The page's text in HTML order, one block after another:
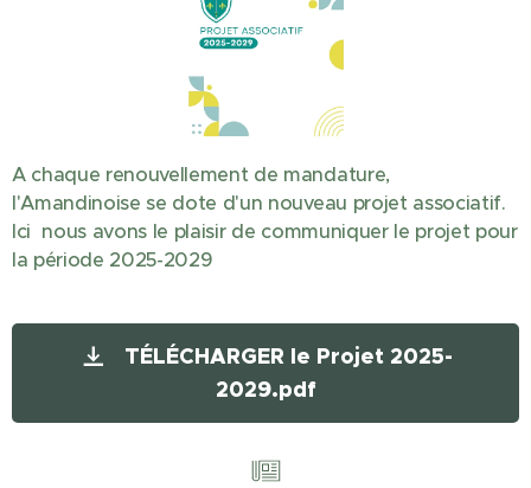
A chaque renouvellement de mandature,
l'Amandinoise se dote d'un nouveau projet associatif.
Ici nous avons le plaisir de communiquer le projet pour
la période 2025-2029
TÉLÉCHARGER le Projet 2025-
2029.pdf